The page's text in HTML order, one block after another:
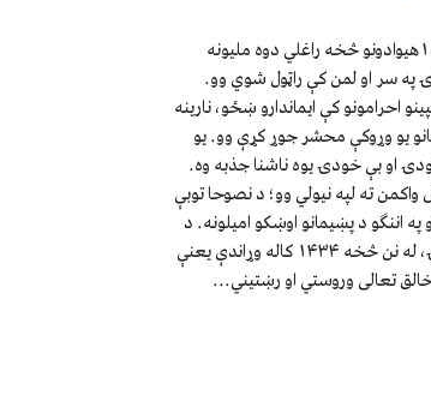
د سه شنبې په ورځ د ۱۵۰هیوادونو څخه راغلي دوه ملیونه
په سر او لمن کې راټول شوي وو.
احرامونو کې ایماندارو ښځو، نارینه
یو وړوکې محشر جوړ کړې وو. یو
او بې خودۍ یوه ناشنا جذبه وه.
ته لپه نیولي وو؛ د نصوحا توبې
اننګو د پښیمانو اوښکو امیلونه. د
عرفات په همدغې غونډۍ، له نن څخه ۱۴۳۴ کاله وړاندې یعنې
تعالی وروستي او رښتیني...